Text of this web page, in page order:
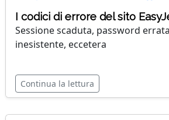
I codici di errore del sito
Sessione scaduta, password
inesistente, eccetera
Continua la lettura